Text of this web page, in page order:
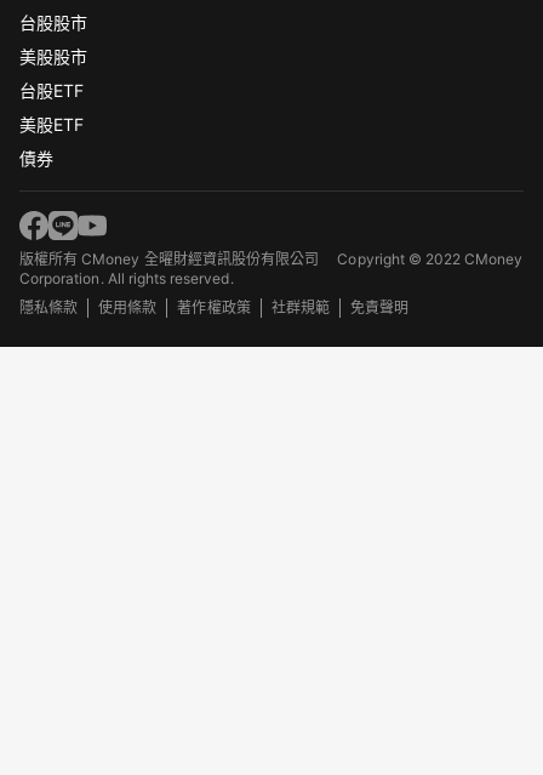
台股股市
美股股市
台股ETF
美股ETF
債券
版權所有 CMoney 全曜財經資訊股份有限公司Copyright © 2022 CMoney
Corporation. All rights reserved.
隱私條款
使用條款 著作權政策 社群規範 免責聲明